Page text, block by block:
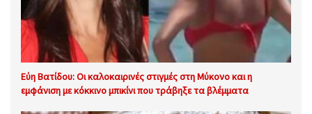
Εύη Βατίδου: Οι καλοκαιρινές στιγμές στη Μύκονο και η
εμφάνιση με κόκκινο μπικίνι που τράβηξε τα βλέμματα